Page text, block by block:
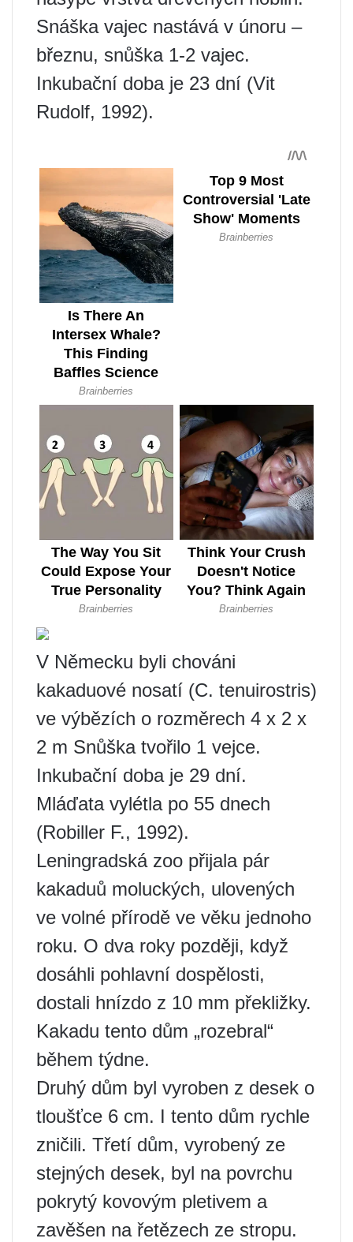
Snáška vajec nastává v únoru –
březnu, snůška 1-2 vajec.
Inkubační doba je 23 dní (Vit
Rudolf, 1992).
V Německu byli chováni
kakaduové nosatí (C. tenuirostris)
ve výbězích o rozměrech 4 x 2 x
2 m Snůška tvořilo 1 vejce.
Inkubační doba je 29 dní.
Mláďata vylétla po 55 dnech
(Robiller F., 1992).
Leningradská zoo přijala pár
kakaduů moluckých, ulovených
ve volné přírodě ve věku jednoho
roku. O dva roky později, když
dosáhli pohlavní dospělosti,
dostali hnízdo z 10 mm překližky.
Kakadu tento dům „rozebral“
během týdne.
Druhý dům byl vyroben z desek o
tloušťce 6 cm. I tento dům rychle
zničili. Třetí dům, vyrobený ze
stejných desek, byl na povrchu
pokrytý kovovým pletivem a
zavěšen na řetězech ze stropu.